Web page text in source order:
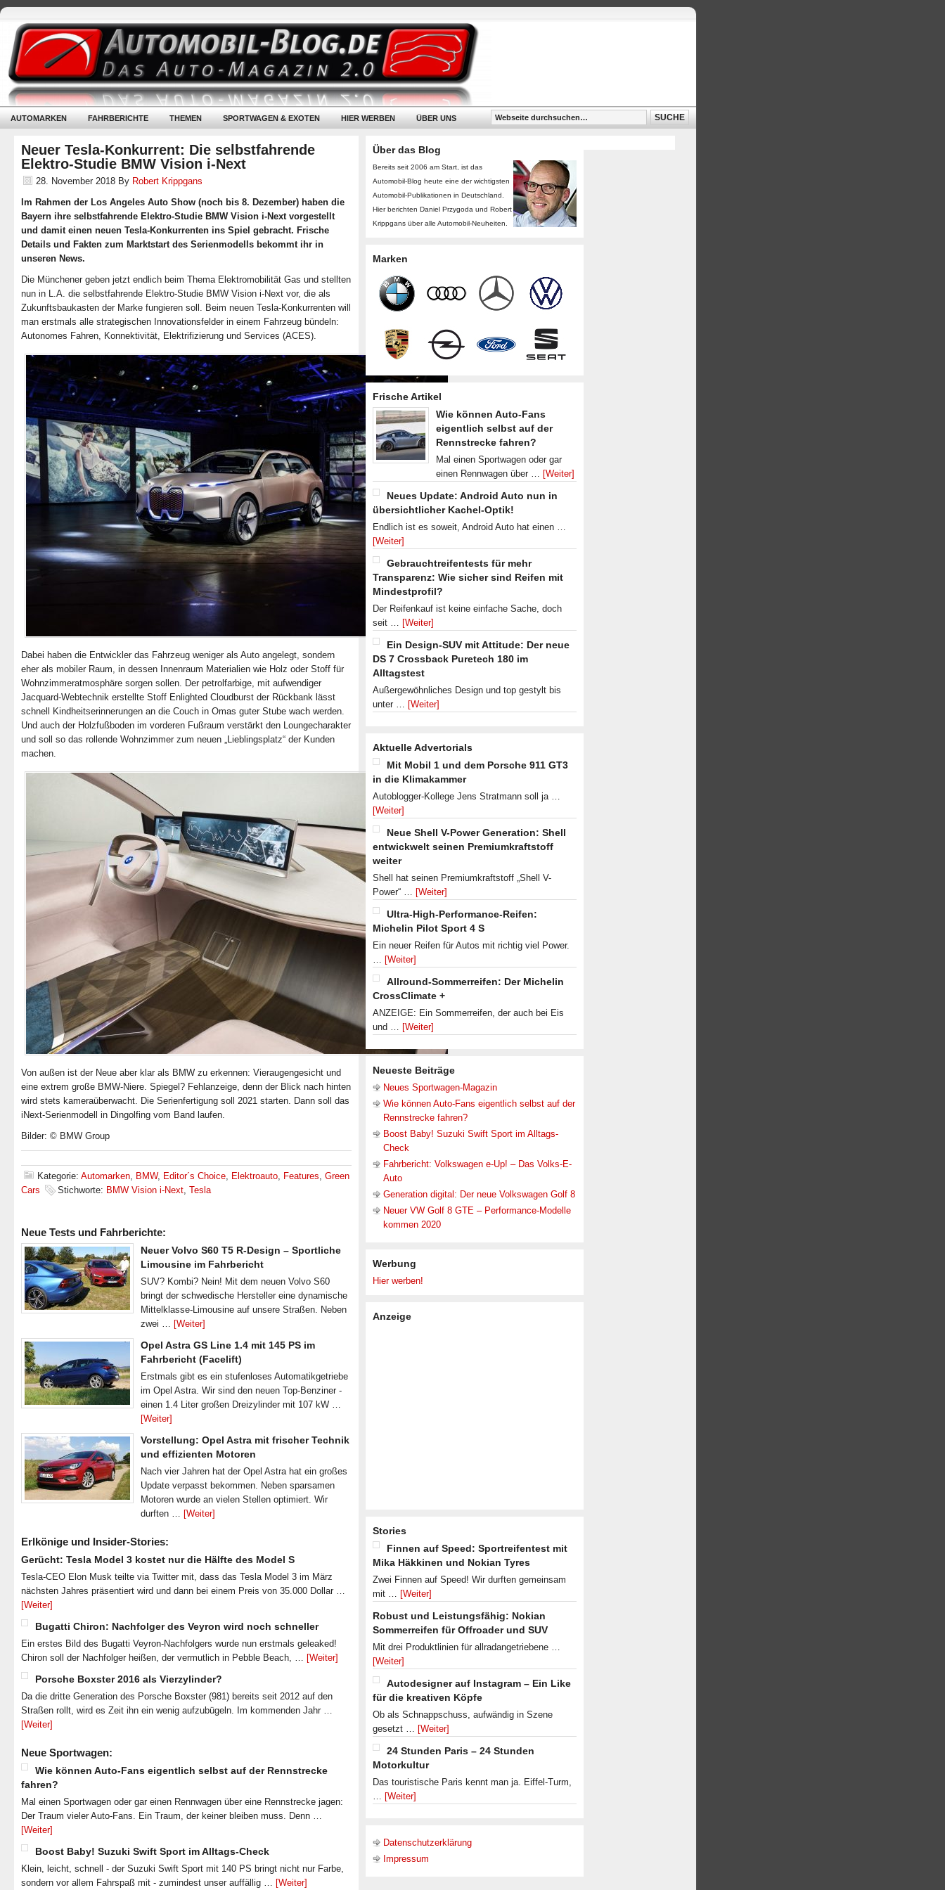
AUTOMARKEN FAHRBERICHTE THEMEN SPORTWAGEN & EXOTEN HIER WERBEN ÜBER UNS
Neuer Tesla-Konkurrent: Die selbstfahrende
Elektro-Studie BMW Vision i-Next
28. November 2018 By Robert Krippgans
Im Rahmen der Los Angeles Auto Show (noch bis 8. Dezember) haben die
Bayern ihre selbstfahrende Elektro-Studie BMW Vision i-Next vorgestellt
und damit einen neuen Tesla-Konkurrenten ins Spiel gebracht. Frische
Details und Fakten zum Marktstart des Serienmodells bekommt ihr in
unseren News.
Die Münchener geben jetzt endlich beim Thema Elektromobilität Gas und stellten
nun in L.A. die selbstfahrende Elektro-Studie BMW Vision i-Next vor, die als
Zukunftsbaukasten der Marke fungieren soll. Beim neuen Tesla-Konkurrenten will
man erstmals alle strategischen Innovationsfelder in einem Fahrzeug bündeln:
Autonomes Fahren, Konnektivität, Elektrifizierung und Services (ACES).
Dabei haben die Entwickler das Fahrzeug weniger als Auto angelegt, sondern
eher als mobiler Raum, in dessen Innenraum Materialien wie Holz oder Stoff für
Wohnzimmeratmosphäre sorgen sollen. Der petrolfarbige, mit aufwendiger
Jacquard-Webtechnik erstellte Stoff Enlighted Cloudburst der Rückbank lässt
schnell Kindheitserinnerungen an die Couch in Omas guter Stube wach werden.
Und auch der Holzfußboden im vorderen Fußraum verstärkt den Loungecharakter
und soll so das rollende Wohnzimmer zum neuen „Lieblingsplatz“ der Kunden
machen.
Von außen ist der Neue aber klar als BMW zu erkennen: Vieraugengesicht und
eine extrem große BMW-Niere. Spiegel? Fehlanzeige, denn der Blick nach hinten
wird stets kameraüberwacht. Die Serienfertigung soll 2021 starten. Dann soll das
iNext-Serienmodell in Dingolfing vom Band laufen.
Bilder: © BMW Group
Kategorie: Automarken, BMW, Editor´s Choice, Elektroauto, Features, Green
Cars
Stichworte: BMW Vision i-Next, Tesla
Neue Tests und Fahrberichte:
Neuer Volvo S60 T5 R-Design – Sportliche
Limousine im Fahrbericht
SUV? Kombi? Nein! Mit dem neuen Volvo S60
bringt der schwedische Hersteller eine dynamische
Mittelklasse-Limousine auf unsere Straßen. Neben
zwei … [Weiter]
Opel Astra GS Line 1.4 mit 145 PS im
Fahrbericht (Facelift)
Erstmals gibt es ein stufenloses Automatikgetriebe
im Opel Astra. Wir sind den neuen Top-Benziner -
einen 1.4 Liter großen Dreizylinder mit 107 kW …
[Weiter]
Vorstellung: Opel Astra mit frischer Technik
und effizienten Motoren
Nach vier Jahren hat der Opel Astra hat ein großes
Update verpasst bekommen. Neben sparsamen
Motoren wurde an vielen Stellen optimiert. Wir
durften … [Weiter]
Erlkönige und Insider-Stories:
Gerücht: Tesla Model 3 kostet nur die Hälfte des Model S
Tesla-CEO Elon Musk teilte via Twitter mit, dass das Tesla Model 3 im März
nächsten Jahres präsentiert wird und dann bei einem Preis von 35.000 Dollar …
[Weiter]
Bugatti Chiron: Nachfolger des Veyron wird noch schneller
Ein erstes Bild des Bugatti Veyron-Nachfolgers wurde nun erstmals geleaked!
Chiron soll der Nachfolger heißen, der vermutlich in Pebble Beach, … [Weiter]
Porsche Boxster 2016 als Vierzylinder?
Da die dritte Generation des Porsche Boxster (981) bereits seit 2012 auf den
Straßen rollt, wird es Zeit ihn ein wenig aufzubügeln. Im kommenden Jahr …
[Weiter]
Neue Sportwagen:
Wie können Auto-Fans eigentlich selbst auf der Rennstrecke
fahren?
Mal einen Sportwagen oder gar einen Rennwagen über eine Rennstrecke jagen:
Der Traum vieler Auto-Fans. Ein Traum, der keiner bleiben muss. Denn …
[Weiter]
Boost Baby! Suzuki Swift Sport im Alltags-Check
Klein, leicht, schnell - der Suzuki Swift Sport mit 140 PS bringt nicht nur Farbe,
sondern vor allem Fahrspaß mit - zumindest unser auffällig … [Weiter]
Über das Blog
Bereits seit 2006 am Start, ist das
Automobil-Blog heute eine der wichtigsten
Automobil-Publikationen in Deutschland.
Hier berichten Daniel Przygoda und Robert
Krippgans über alle Automobil-Neuheiten.
Marken
Frische Artikel
Wie können Auto-Fans
eigentlich selbst auf der
Rennstrecke fahren?
Mal einen Sportwagen oder gar
einen Rennwagen über … [Weiter]
Neues Update: Android Auto nun in
übersichtlicher Kachel-Optik!
Endlich ist es soweit, Android Auto hat einen …
[Weiter]
Gebrauchtreifentests für mehr
Transparenz: Wie sicher sind Reifen mit
Mindestprofil?
Der Reifenkauf ist keine einfache Sache, doch
seit … [Weiter]
Ein Design-SUV mit Attitude: Der neue
DS 7 Crossback Puretech 180 im
Alltagstest
Außergewöhnliches Design und top gestylt bis
unter … [Weiter]
Aktuelle Advertorials
Mit Mobil 1 und dem Porsche 911 GT3
in die Klimakammer
Autoblogger-Kollege Jens Stratmann soll ja …
[Weiter]
Neue Shell V-Power Generation: Shell
entwickwelt seinen Premiumkraftstoff
weiter
Shell hat seinen Premiumkraftstoff „Shell V-
Power“ … [Weiter]
Ultra-High-Performance-Reifen:
Michelin Pilot Sport 4 S
Ein neuer Reifen für Autos mit richtig viel Power.
… [Weiter]
Allround-Sommerreifen: Der Michelin
CrossClimate +
ANZEIGE: Ein Sommerreifen, der auch bei Eis
und … [Weiter]
Neueste Beiträge
Neues Sportwagen-Magazin
Wie können Auto-Fans eigentlich selbst auf der
Rennstrecke fahren?
Boost Baby! Suzuki Swift Sport im Alltags-
Check
Fahrbericht: Volkswagen e-Up! – Das Volks-E-
Auto
Generation digital: Der neue Volkswagen Golf 8
Neuer VW Golf 8 GTE – Performance-Modelle
kommen 2020
Werbung
Hier werben!
Anzeige
Stories
Finnen auf Speed: Sportreifentest mit
Mika Häkkinen und Nokian Tyres
Zwei Finnen auf Speed! Wir durften gemeinsam
mit … [Weiter]
Robust und Leistungsfähig: Nokian
Sommerreifen für Offroader und SUV
Mit drei Produktlinien für allradangetriebene …
[Weiter]
Autodesigner auf Instagram – Ein Like
für die kreativen Köpfe
Ob als Schnappschuss, aufwändig in Szene
gesetzt … [Weiter]
24 Stunden Paris – 24 Stunden
Motorkultur
Das touristische Paris kennt man ja. Eiffel-Turm,
… [Weiter]
Datenschutzerklärung
Impressum